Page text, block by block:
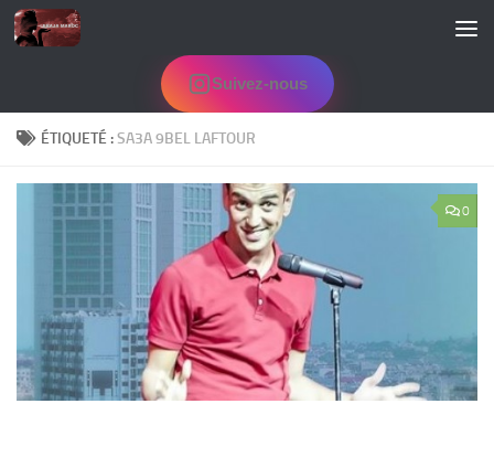
Skip to content
Suivez-nous
ÉTIQUETÉ :SA3A 9BEL LAFTOUR
0